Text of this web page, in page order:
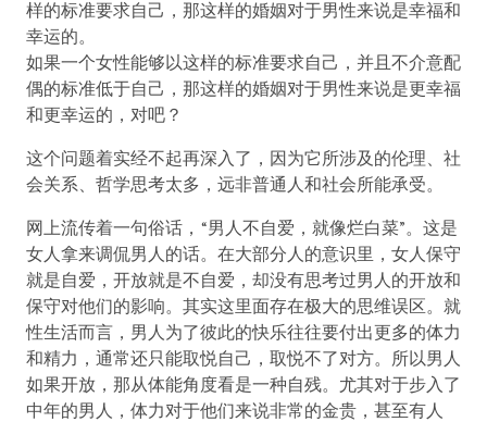
样的标准要求自己，那这样的婚姻对于男性来说是幸福和
幸运的。
如果一个女性能够以这样的标准要求自己，并且不介意配
偶的标准低于自己，那这样的婚姻对于男性来说是更幸福
和更幸运的，对吧？
这个问题着实经不起再深入了，因为它所涉及的伦理、社
会关系、哲学思考太多，远非普通人和社会所能承受。
网上流传着一句俗话，“男人不自爱，就像烂白菜”。这是
女人拿来调侃男人的话。在大部分人的意识里，女人保守
就是自爱，开放就是不自爱，却没有思考过男人的开放和
保守对他们的影响。其实这里面存在极大的思维误区。就
性生活而言，男人为了彼此的快乐往往要付出更多的体力
和精力，通常还只能取悦自己，取悦不了对方。所以男人
如果开放，那从体能角度看是一种自残。尤其对于步入了
中年的男人，体力对于他们来说非常的金贵，甚至有人